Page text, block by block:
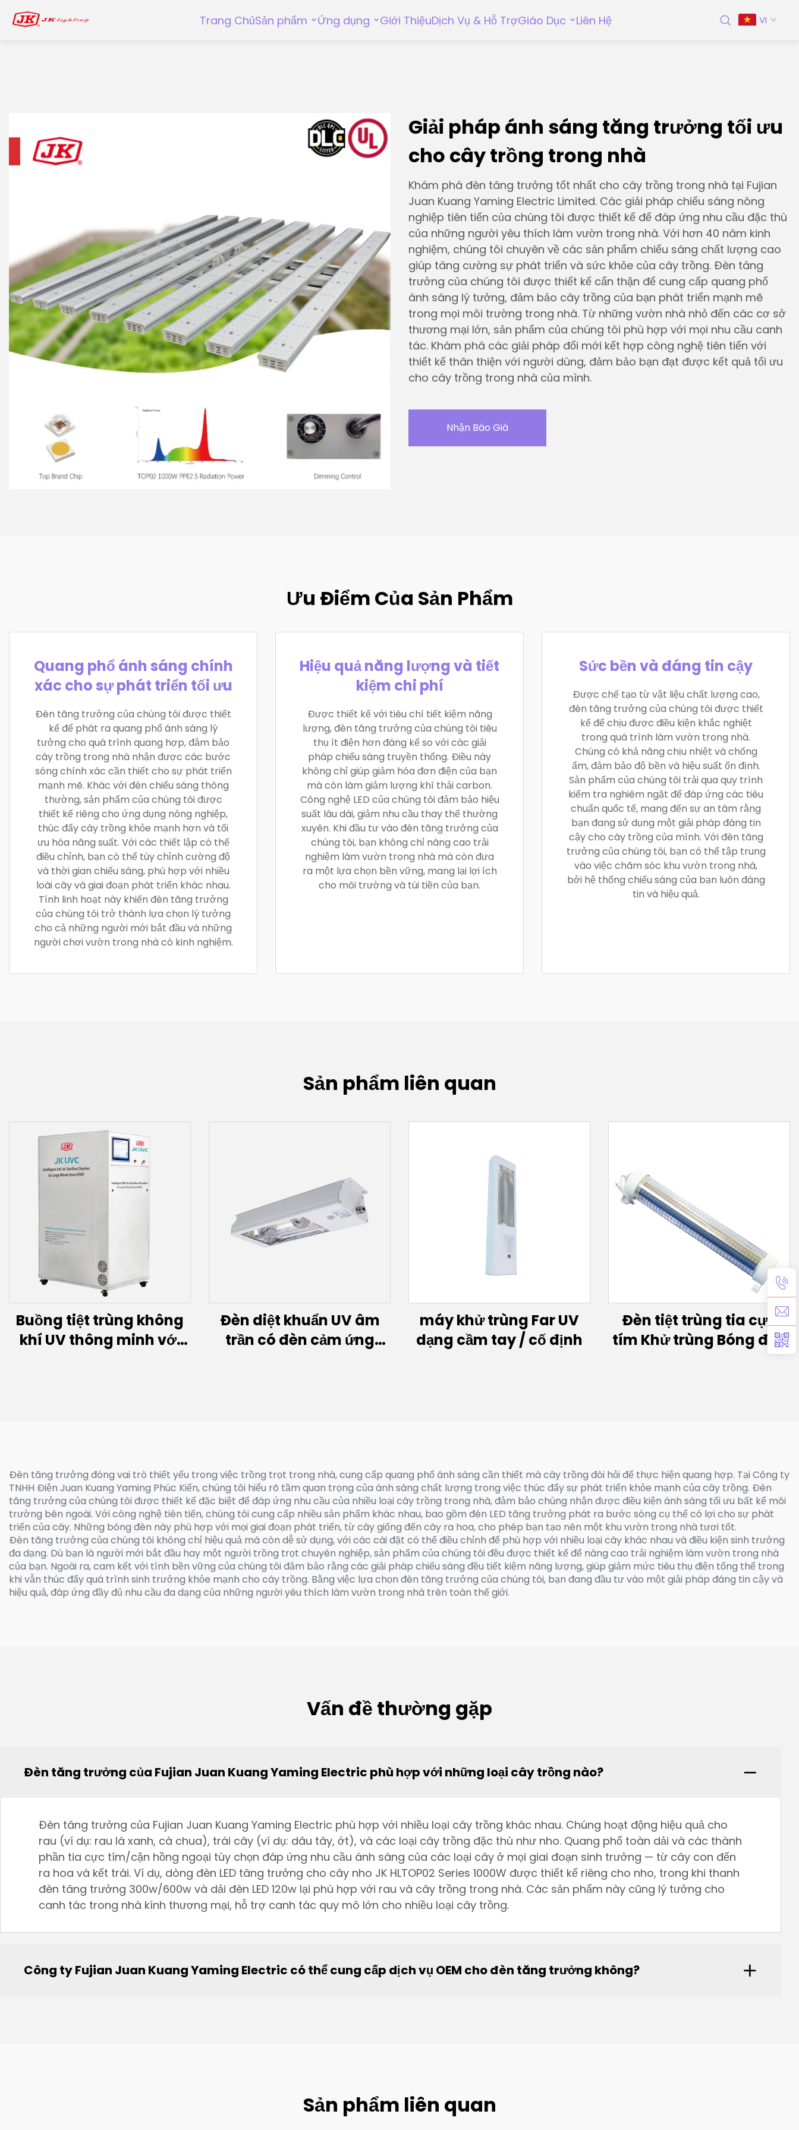
Trang ChủSản phẩm Ứng dụng Giới ThiệuDịch Vụ & Hỗ TrợGiáo Dục Liên Hệ VI
Giải pháp ánh sáng tăng trưởng tối ưu
cho cây trồng trong nhà
Khám phá đèn tăng trưởng tốt nhất cho cây trồng trong nhà tại Fujian
Juan Kuang Yaming Electric Limited. Các giải pháp chiếu sáng nông
nghiệp tiên tiến của chúng tôi được thiết kế để đáp ứng nhu cầu đặc thù
của những người yêu thích làm vườn trong nhà. Với hơn 40 năm kinh
nghiệm, chúng tôi chuyên về các sản phẩm chiếu sáng chất lượng cao
giúp tăng cường sự phát triển và sức khỏe của cây trồng. Đèn tăng
trưởng của chúng tôi được thiết kế cẩn thận để cung cấp quang phổ
ánh sáng lý tưởng, đảm bảo cây trồng của bạn phát triển mạnh mẽ
trong mọi môi trường trong nhà. Từ những vườn nhà nhỏ đến các cơ sở
thương mại lớn, sản phẩm của chúng tôi phù hợp với mọi nhu cầu canh
tác. Khám phá các giải pháp đổi mới kết hợp công nghệ tiên tiến với
thiết kế thân thiện với người dùng, đảm bảo bạn đạt được kết quả tối ưu
cho cây trồng trong nhà của mình.
Nhận Báo Giá
Ưu Điểm Của Sản Phẩm
Quang phổ ánh sáng chính
xác cho sự phát triển tối ưu
Đèn tăng trưởng của chúng tôi được thiết
kế để phát ra quang phổ ánh sáng lý
tưởng cho quá trình quang hợp, đảm bảo
cây trồng trong nhà nhận được các bước
sóng chính xác cần thiết cho sự phát triển
mạnh mẽ. Khác với đèn chiếu sáng thông
thường, sản phẩm của chúng tôi được
thiết kế riêng cho ứng dụng nông nghiệp,
thúc đẩy cây trồng khỏe mạnh hơn và tối
ưu hóa năng suất. Với các thiết lập có thể
điều chỉnh, bạn có thể tùy chỉnh cường độ
và thời gian chiếu sáng, phù hợp với nhiều
loài cây và giai đoạn phát triển khác nhau.
Tính linh hoạt này khiến đèn tăng trưởng
của chúng tôi trở thành lựa chọn lý tưởng
cho cả những người mới bắt đầu và những
người chơi vườn trong nhà có kinh nghiệm.
Hiệu quả năng lượng và tiết
kiệm chi phí
Được thiết kế với tiêu chí tiết kiệm năng
lượng, đèn tăng trưởng của chúng tôi tiêu
thụ ít điện hơn đáng kể so với các giải
pháp chiếu sáng truyền thống. Điều này
không chỉ giúp giảm hóa đơn điện của bạn
mà còn làm giảm lượng khí thải carbon.
Công nghệ LED của chúng tôi đảm bảo hiệu
suất lâu dài, giảm nhu cầu thay thế thường
xuyên. Khi đầu tư vào đèn tăng trưởng của
chúng tôi, bạn không chỉ nâng cao trải
nghiệm làm vườn trong nhà mà còn đưa
ra một lựa chọn bền vững, mang lại lợi ích
cho môi trường và túi tiền của bạn.
Sức bền và đáng tin cậy
Được chế tạo từ vật liệu chất lượng cao,
đèn tăng trưởng của chúng tôi được thiết
kế để chịu được điều kiện khắc nghiệt
trong quá trình làm vườn trong nhà.
Chúng có khả năng chịu nhiệt và chống
ẩm, đảm bảo độ bền và hiệu suất ổn định.
Sản phẩm của chúng tôi trải qua quy trình
kiểm tra nghiêm ngặt để đáp ứng các tiêu
chuẩn quốc tế, mang đến sự an tâm rằng
bạn đang sử dụng một giải pháp đáng tin
cậy cho cây trồng của mình. Với đèn tăng
trưởng của chúng tôi, bạn có thể tập trung
vào việc chăm sóc khu vườn trong nhà,
bởi hệ thống chiếu sáng của bạn luôn đáng
tin và hiệu quả.
Sản phẩm liên quan
Buồng tiệt trùng không
khí UV thông minh với
Đèn diệt khuẩn UV âm
trần có đèn cảm ứng
máy khử trùng Far UV
dạng cầm tay / cố định
Đèn tiệt trùng tia cực
tím Khử trùng Bóng đèn
UVC xa 150W 60w 30w
Đèn tăng trưởng đóng vai trò thiết yếu trong việc trồng trọt trong nhà, cung cấp quang phổ ánh sáng cần thiết mà cây trồng đòi hỏi để thực hiện quang hợp. Tại Công ty
TNHH Điện Juan Kuang Yaming Phúc Kiến, chúng tôi hiểu rõ tầm quan trọng của ánh sáng chất lượng trong việc thúc đẩy sự phát triển khỏe mạnh của cây trồng. Đèn
tăng trưởng của chúng tôi được thiết kế đặc biệt để đáp ứng nhu cầu của nhiều loại cây trồng trong nhà, đảm bảo chúng nhận được điều kiện ánh sáng tối ưu bất kể môi
trường bên ngoài. Với công nghệ tiên tiến, chúng tôi cung cấp nhiều sản phẩm khác nhau, bao gồm đèn LED tăng trưởng phát ra bước sóng cụ thể có lợi cho sự phát
triển của cây. Những bóng đèn này phù hợp với mọi giai đoạn phát triển, từ cây giống đến cây ra hoa, cho phép bạn tạo nên một khu vườn trong nhà tươi tốt.
Đèn tăng trưởng của chúng tôi không chỉ hiệu quả mà còn dễ sử dụng, với các cài đặt có thể điều chỉnh để phù hợp với nhiều loại cây khác nhau và điều kiện sinh trưởng
đa dạng. Dù bạn là người mới bắt đầu hay một người trồng trọt chuyên nghiệp, sản phẩm của chúng tôi đều được thiết kế để nâng cao trải nghiệm làm vườn trong nhà
của bạn. Ngoài ra, cam kết với tính bền vững của chúng tôi đảm bảo rằng các giải pháp chiếu sáng đều tiết kiệm năng lượng, giúp giảm mức tiêu thụ điện tổng thể trong
khi vẫn thúc đẩy quá trình sinh trưởng khỏe mạnh cho cây trồng. Bằng việc lựa chọn đèn tăng trưởng của chúng tôi, bạn đang đầu tư vào một giải pháp đáng tin cậy và
hiệu quả, đáp ứng đầy đủ nhu cầu đa dạng của những người yêu thích làm vườn trong nhà trên toàn thế giới.
Vấn đề thường gặp
Đèn tăng trưởng của Fujian Juan Kuang Yaming Electric phù hợp với những loại cây trồng nào?
Đèn tăng trưởng của Fujian Juan Kuang Yaming Electric phù hợp với nhiều loại cây trồng khác nhau. Chúng hoạt động hiệu quả cho
rau (ví dụ: rau lá xanh, cà chua), trái cây (ví dụ: dâu tây, ớt), và các loại cây trồng đặc thù như nho. Quang phổ toàn dải và các thành
phần tia cực tím/cận hồng ngoại tùy chọn đáp ứng nhu cầu ánh sáng của các loại cây ở mọi giai đoạn sinh trưởng — từ cây con đến
ra hoa và kết trái. Ví dụ, dòng đèn LED tăng trưởng cho cây nho JK HLTOP02 Series 1000W được thiết kế riêng cho nho, trong khi thanh
đèn tăng trưởng 300w/600w và dải đèn LED 120w lại phù hợp với rau và cây trồng trong nhà. Các sản phẩm này cũng lý tưởng cho
canh tác trong nhà kính thương mại, hỗ trợ canh tác quy mô lớn cho nhiều loại cây trồng.
Công ty Fujian Juan Kuang Yaming Electric có thể cung cấp dịch vụ OEM cho đèn tăng trưởng không?
Sản phẩm liên quan